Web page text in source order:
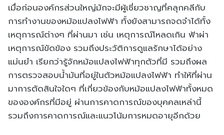
เมื่อก่อนองค์กรส่วนใหญ่มักจะมีผู้เชี่ยวชาญที่คลุกคลีกับ
การทำงานของหม้อแปลงไฟฟ้า ทั้งยังสามารถจดจำได้ทั้ง
เหตุการณ์ต่างๆ ที่ผ่านมา เช่น เหตุการณ์โหลดเกิน ฟ้าผ่า
เหตุการณ์ขัดข้อง รวมถึงประวัติการดูแลรักษาได้อย่าง
แม่นยำ เรียกว่ารู้จักหม้อแปลงไฟฟ้าทุกตัวที่มี รวมถึงผล
การตรวจสอบน้ำมันที่อยู่ในตัวหม้อแปลงไฟฟ้า ทำให้ที่ผ่าน
มาการตัดสินใจใดๆ ที่เกี่ยวข้องกับหม้อแปลงไฟฟ้าทั้งหมด
ขององค์กรที่มีอยู่ ผ่านการคาดการณ์ของบุคคลเหล่านี้
รวมถึงการคาดการณ์และแนวโน้มการหมดอายุอีกด้วย